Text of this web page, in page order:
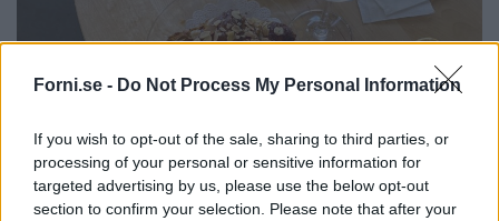
Forni.se - Do Not Process My Personal Information
If you wish to opt-out of the sale, sharing to third parties, or
processing of your personal or sensitive information for
targeted advertising by us, please use the below opt-out
section to confirm your selection. Please note that after your